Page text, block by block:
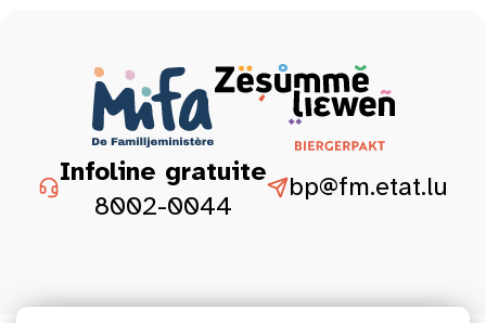
Infoline gratuite
8002-0044
bp@fm.etat.lu